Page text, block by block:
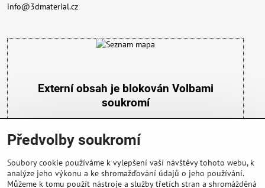
info@3dmaterial.cz
Externí obsah je blokován Volbami
soukromí
Přejete si načíst externí obsah?
Povolit a zapamatovat - souhlas s druhem cookie:
Funkční
Předvolby soukromí
Soubory cookie používáme k vylepšení vaší návštěvy tohoto webu, k
analýze jeho výkonu a ke shromažďování údajů o jeho používání.
Můžeme k tomu použít nástroje a služby třetích stran a shromážděná